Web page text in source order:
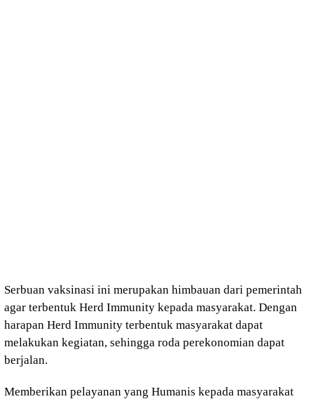
Serbuan vaksinasi ini merupakan himbauan dari pemerintah
agar terbentuk Herd Immunity kepada masyarakat. Dengan
harapan Herd Immunity terbentuk masyarakat dapat
melakukan kegiatan, sehingga roda perekonomian dapat
berjalan.
Memberikan pelayanan yang Humanis kepada masyarakat